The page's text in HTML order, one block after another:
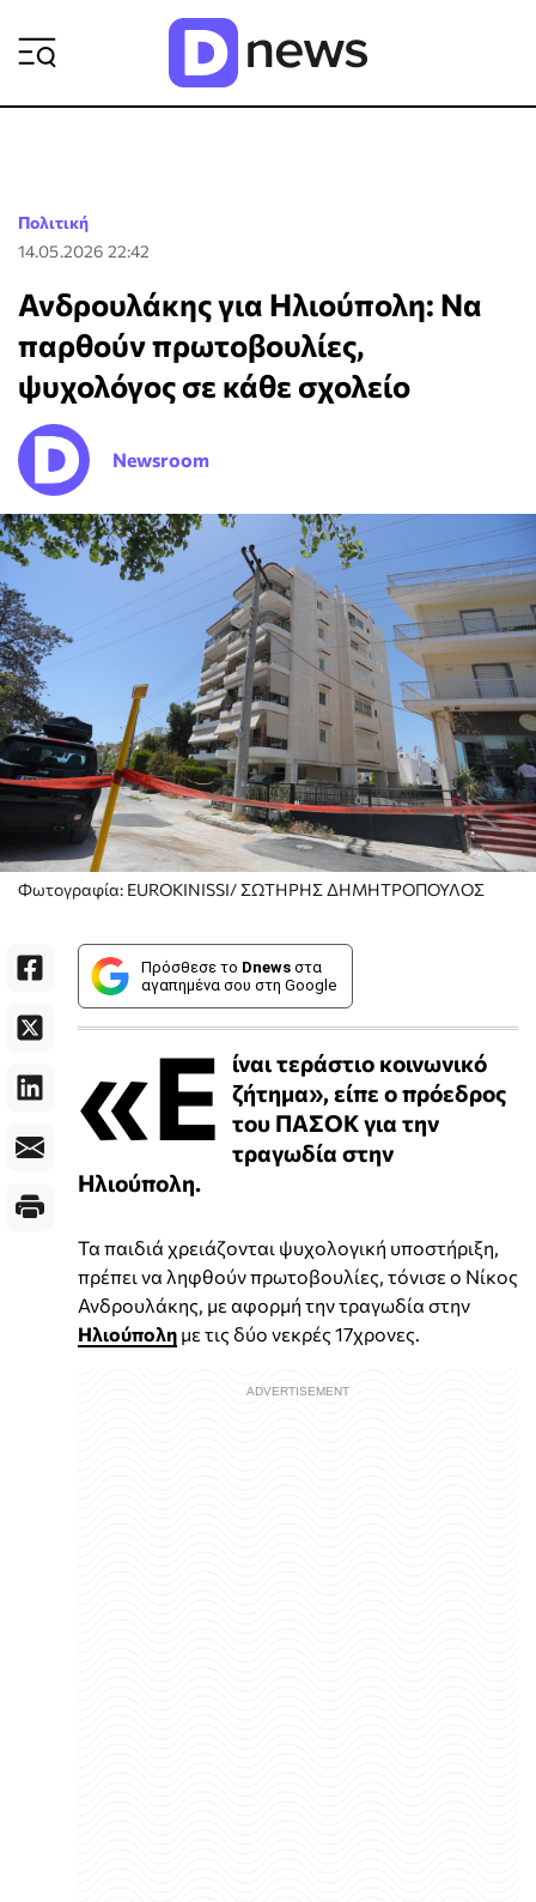
Πολιτική
14.05.2026 22:42
Ανδρουλάκης για Ηλιούπολη: Να
παρθούν πρωτοβουλίες,
ψυχολόγος σε κάθε σχολείο
Newsroom
Φωτογραφία: EUROKINISSI/ ΣΩΤΗΡΗΣ ΔΗΜΗΤΡΟΠΟΥΛΟΣ
Πρόσθεσε το Dnews στα
αγαπημένα σου στη Google
«Ε
ίναι τεράστιο κοινωνικό
ζήτημα», είπε ο πρόεδρος
του ΠΑΣΟΚ για την
τραγωδία στην
Ηλιούπολη.
Τα παιδιά χρειάζονται ψυχολογική υποστήριξη,
πρέπει να ληφθούν πρωτοβουλίες, τόνισε ο Νίκος
Ανδρουλάκης, με αφορμή την τραγωδία στην
Ηλιούπολη με τις δύο νεκρές 17χρονες.